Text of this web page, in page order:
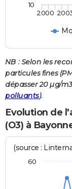
2000
10
NB : Selon les
particules fines
dépasser 20 µg/
polluants).
Evolution de
(O3) à
(source :
60